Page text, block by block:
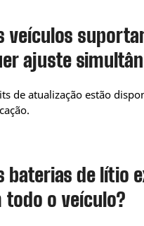
veículos
ajuste
de atualização estão
baterias de lítio
todo o veículo?